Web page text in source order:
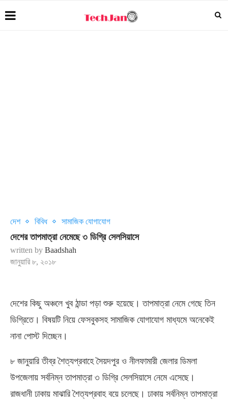
দেশ বিবিধ সামাজিক যোগাযোগ
দেশের তাপমাত্রা নেমেছে ৩ ডিগ্রি সেলসিয়াসে
written by Baadshah
জানুয়ারি ৮, ২০১৮
দেশের কিছু অঞ্চলে খুব ঠান্ডা পড়া শুরু হয়েছে। তাপমাত্রা নেমে গেছে তিন
ডিগ্রিতে। বিষয়টি নিয়ে ফেসবুকসহ সামাজিক যোগাযোগ মাধ্যমে অনেকেই
নানা পোস্ট দিচ্ছেন।
৮ জানুয়ারি তীব্র শৈত্যপ্রবাহে সৈয়দপুর ও নীলফামারী জেলার ডিমলা
উপজেলায় সর্বনিম্ন তাপমাত্রা ৩ ডিগ্রি সেলসিয়াসে নেমে এসেছে।
রাজধানী ঢাকায় মাঝারি শৈত্যপ্রবাহ বয়ে চলেছে। ঢাকায় সর্বনিম্ন তাপমাত্রা